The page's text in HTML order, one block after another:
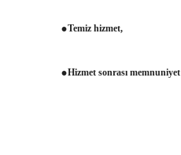
.Temiz hizmet,
.Hizmet sonrası memnuniyet